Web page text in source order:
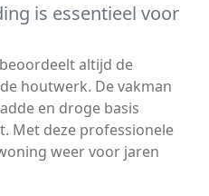
is essentieel voor
altijd de
houtwerk. De vakman
en droge basis
Met deze professionele
weer voor jaren